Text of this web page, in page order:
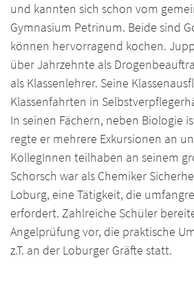
und kannten sich schon vom
Gymnasium Petrinum. Beide sind
können hervorragend kochen.
über Jahrzehnte als
als Klassenlehrer. Seine
Klassenfahrten in
In seinen Fächern, neben Biologie
regte er mehrere Exkursionen an
KollegInnen teilhaben an seinem
Schorsch war als Chemiker
Loburg, eine Tätigkeit, die
erfordert. Zahlreiche Schüler
Angelprüfung vor, die praktische
z.T. an der Loburger Gräfte statt.